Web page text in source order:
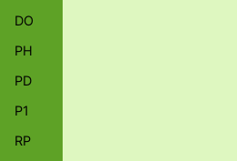
DO
PH
PD
P1
RP